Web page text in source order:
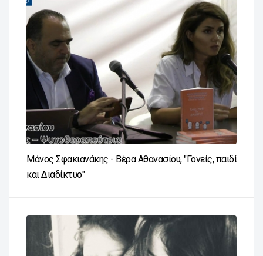
Μάνος Σφακιανάκης - Βέρα Αθανασίου, "Γονείς, παιδί
και Διαδίκτυο"